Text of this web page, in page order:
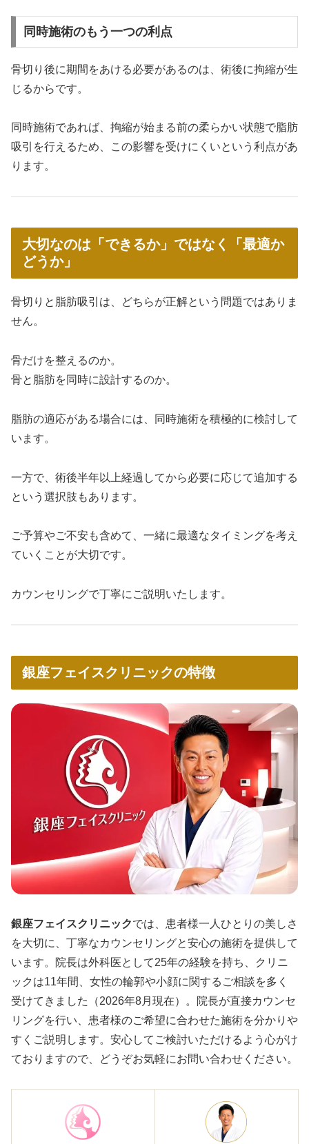
同時施術のもう一つの利点
骨切り後に期間をあける必要があるのは、術後に拘縮が生
じるからです。
同時施術であれば、拘縮が始まる前の柔らかい状態で脂肪
吸引を行えるため、この影響を受けにくいという利点があ
ります。
大切なのは「できるか」ではなく「最適か
どうか」
骨切りと脂肪吸引は、どちらが正解という問題ではありま
せん。
骨だけを整えるのか。
骨と脂肪を同時に設計するのか。
脂肪の適応がある場合には、同時施術を積極的に検討して
います。
一方で、術後半年以上経過してから必要に応じて追加する
という選択肢もあります。
ご予算やご不安も含めて、一緒に最適なタイミングを考え
ていくことが大切です。
カウンセリングで丁寧にご説明いたします。
銀座フェイスクリニックの特徴
銀座フェイスクリニックでは、患者様一人ひとりの美しさ
を大切に、丁寧なカウンセリングと安心の施術を提供して
います。院長は外科医として25年の経験を持ち、クリニ
ックは11年間、女性の輪郭や小顔に関するご相談を多く
受けてきました（2026年8月現在）。院長が直接カウンセ
リングを行い、患者様のご希望に合わせた施術を分かりや
すくご説明します。安心してご検討いただけるよう心がけ
ておりますので、どうぞお気軽にお問い合わせください。